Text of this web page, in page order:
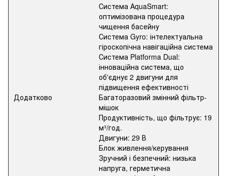
Додатково
Система AquaSmart:
оптимізована процедура
чищення басейну
Система Gyro: інтелектуальна
гіроскопічна навігаційна система
Система Platforma Dual:
інноваційна система, що
об'єднує 2 двигуни для
підвищення ефективності
Багаторазовий змінний фільтр-
мішок
Продуктивність, що фільтрує: 19
м³/год.
Двигуни: 29 В
Блок живлення/керування
Зручний і безпечний: низька
напруга, герметична